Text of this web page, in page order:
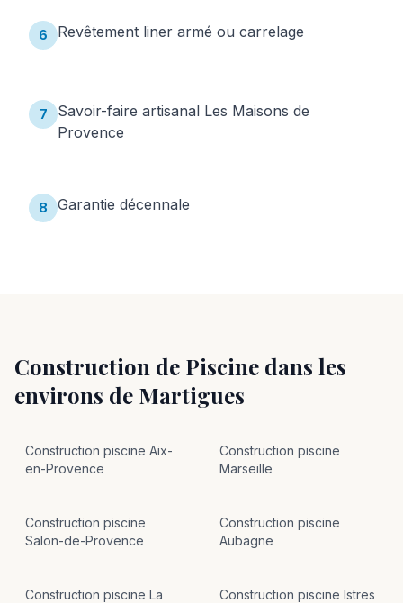
6 Revêtement liner armé ou carrelage
7
Savoir-faire artisanal Les Maisons de
Provence
8 Garantie décennale
Construction de Piscine dans les
environs de Martigues
Construction piscine Aix-
en-Provence
Construction piscine
Marseille
Construction piscine
Salon-de-Provence
Construction piscine
Aubagne
Construction piscine La
Construction piscine Istres